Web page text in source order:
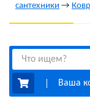
сантехники →
Ваша